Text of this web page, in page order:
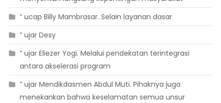
” ucap Billy Mambrasar. Selain layanan dasar
” ujar Desy
” ujar Eliezer Yogi. Melalui pendekatan terintegrasi
antara akselerasi program
” ujar Mendikdasmen Abdul Muti. Pihaknya juga
menekankan bahwa keselamatan semua unsur